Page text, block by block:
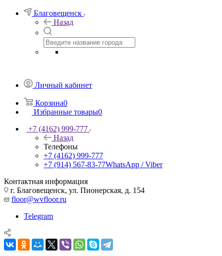
Благовещенск
Назад
Личный кабинет
Корзина0
Избранные товары0
+7 (4162) 999-777
Назад
Телефоны
+7 (4162) 999-777
+7 (914) 567-83-77WhatsApp / Viber
Контактная информация
г. Благовещенск, ул. Пионерская, д. 154
floor@wvfloor.ru
Telegram